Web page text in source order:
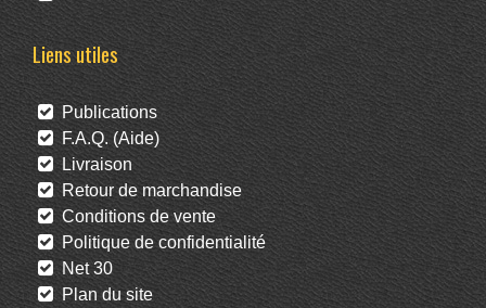
Liens utiles
Publications
F.A.Q. (Aide)
Livraison
Retour de marchandise
Conditions de vente
Politique de confidentialité
Net 30
Plan du site